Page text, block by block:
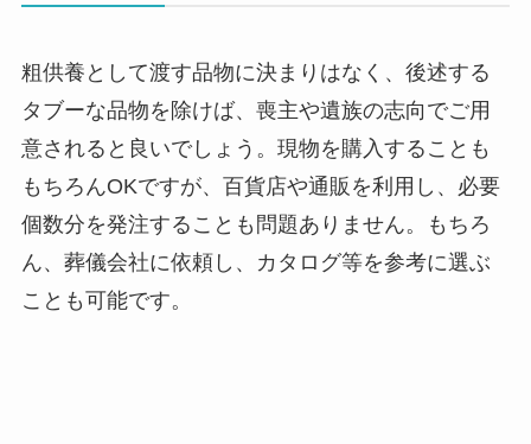
粗供養として渡す品物に決まりはなく、後述する
タブーな品物を除けば、喪主や遺族の志向でご用
意されると良いでしょう。現物を購入することも
もちろんOKですが、百貨店や通販を利用し、必要
個数分を発注することも問題ありません。もちろ
ん、葬儀会社に依頼し、カタログ等を参考に選ぶ
ことも可能です。